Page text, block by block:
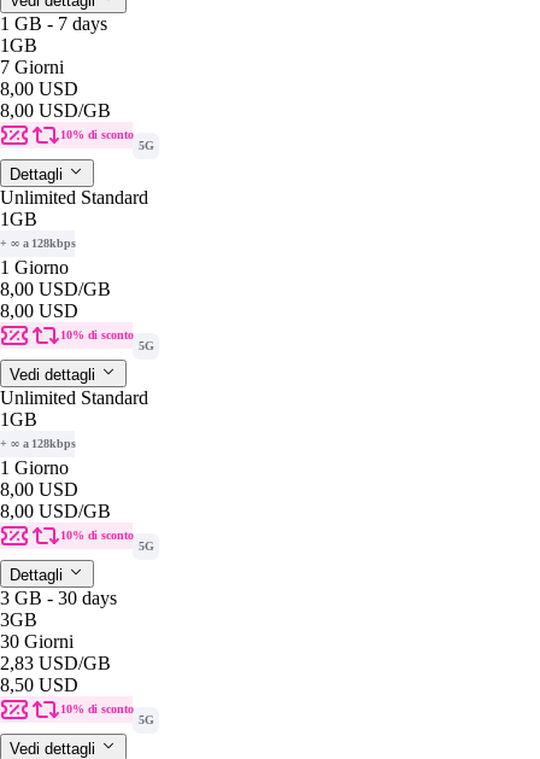
1 GB - 7 days
1GB
7 Giorni
8,00 USD
8,00 USD/GB
10% di sconto
5G
Dettagli
Unlimited Standard
1GB
+ ∞ a 128kbps
1 Giorno
8,00 USD/GB
8,00 USD
10% di sconto
5G
Vedi dettagli
Unlimited Standard
1GB
+ ∞ a 128kbps
1 Giorno
8,00 USD
8,00 USD/GB
10% di sconto
5G
Dettagli
3 GB - 30 days
3GB
30 Giorni
2,83 USD/GB
8,50 USD
10% di sconto
5G
Vedi dettagli